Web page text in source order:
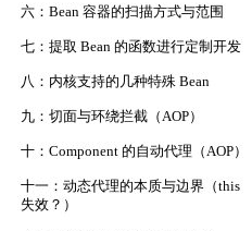
六：Bean 容器的扫描方式与范围
七：提取 Bean 的函数进行定制开发
八：内核支持的几种特殊 Bean
九：切面与环绕拦截（AOP）
十：Component 的自动代理（AOP）
十一：动态代理的本质与边界（this
失效？）